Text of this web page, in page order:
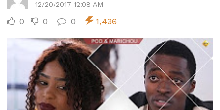
12/20/2017 12:08 AM
0 0 0 1,436